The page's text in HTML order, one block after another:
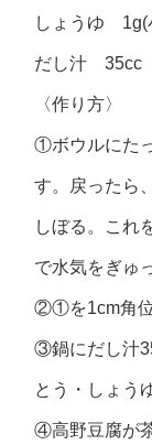
しょうゆ 1g(
だし汁 35cc
〈作り方〉
①ボウルにた
す。戻ったら
しぼる。これ
で水気をぎゅ
②①を1cm角位
③鍋にだし汁
とう・しょう
④高野豆腐が